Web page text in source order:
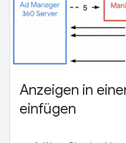
Anzeigen in
einfügen